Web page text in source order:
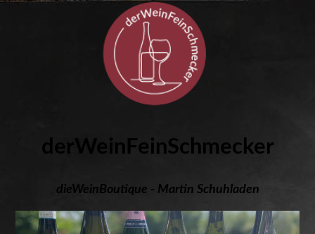
derWeinFeinSchmecker
dieWeinBoutique - Martin Schuhladen